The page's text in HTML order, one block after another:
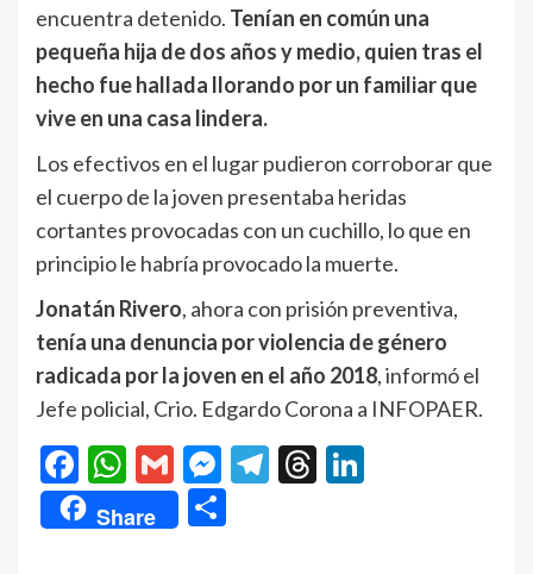
encuentra detenido. Tenían en común una
pequeña hija de dos años y medio, quien tras el
hecho fue hallada llorando por un familiar que
vive en una casa lindera.
Los efectivos en el lugar pudieron corroborar que
el cuerpo de la joven presentaba heridas
cortantes provocadas con un cuchillo, lo que en
principio le habría provocado la muerte.
Jonatán Rivero, ahora con prisión preventiva,
tenía una denuncia por violencia de género
radicada por la joven en el año 2018, informó el
Jefe policial, Crio. Edgardo Corona a INFOPAER.
Facebook
WhatsApp
GmailMessenger
Telegram
Threads
Share